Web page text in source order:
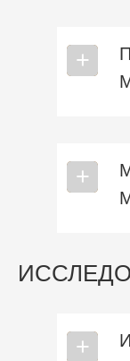
⎯
+
⎯
+
⎯
+